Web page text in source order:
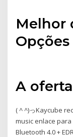
Melhor
A
( ^ ^)っKaycube
music enlace
Bluetooth 4.0 +